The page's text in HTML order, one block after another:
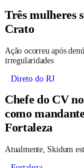
Três mulheres
Crato
Ação ocorreu após
irregularidades
Direto do RJ
Chefe do CV
como
Fortaleza
Atualmente, Skidum